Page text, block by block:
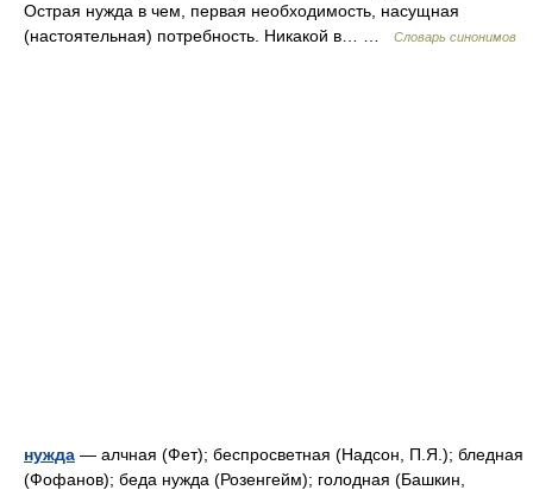
Острая нужда в чем, первая необходимость, насущная
(настоятельная) потребность. Никакой в… …
Словарь синонимов
нужда — алчная (Фет); беспросветная (Надсон, П.Я.); бледная
(Фофанов); беда нужда (Розенгейм); голодная (Башкин,